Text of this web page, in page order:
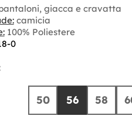
giacca e cravatta
camicia
100% Poliestere
0
50 56 58